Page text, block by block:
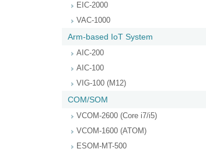
EIC-2000
VAC-1000
Arm-based IoT System
AIC-200
AIC-100
VIG-100 (M12)
COM/SOM
VCOM-2600 (Core i7/i5)
VCOM-1600 (ATOM)
ESOM-MT-500